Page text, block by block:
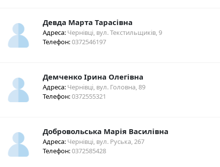
Девда Марта Тарасівна
Адреса:Чернівці, вул. Текстильщиків, 9
Телефон:0372546197
Демченко Ірина Олегівна
Адреса:Чернівці, вул. Головна, 89
Телефон:0372555321
Добровольська Марія Василівна
Адреса:Чернівці, вул. Руська, 267
Телефон:0372585428